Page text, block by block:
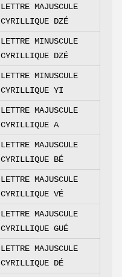
LETTRE MAJUSCULE
CYRILLIQUE DZÉ
LETTRE MINUSCULE
CYRILLIQUE DZÉ
LETTRE MINUSCULE
CYRILLIQUE YI
LETTRE MAJUSCULE
CYRILLIQUE A
LETTRE MAJUSCULE
CYRILLIQUE BÉ
LETTRE MAJUSCULE
CYRILLIQUE VÉ
LETTRE MAJUSCULE
CYRILLIQUE GUÉ
LETTRE MAJUSCULE
CYRILLIQUE DÉ